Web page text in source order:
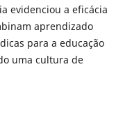
evidenciou a eficácia
aprendizado
para a educação
uma cultura de